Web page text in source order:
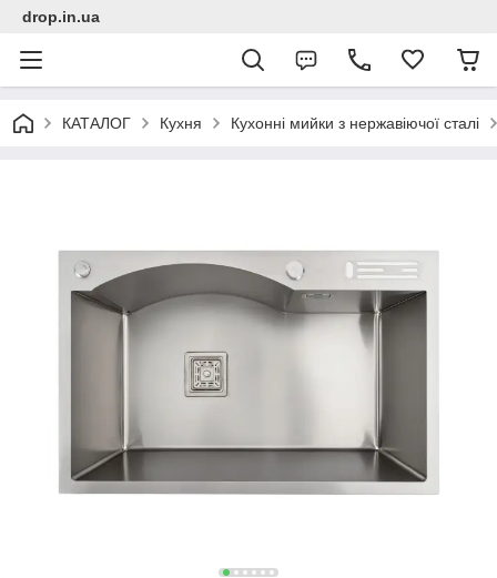
drop.in.ua
КАТАЛОГ Кухня Кухонні мийки з нержавіючої сталі